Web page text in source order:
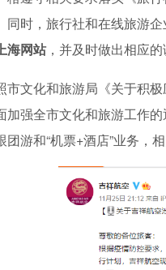
同时，旅行社和在线旅游
海网站，并及时做出相应的
市文化和旅游局《关于积
加强全市文化和旅游工作
游和“机票+酒店”业务，相